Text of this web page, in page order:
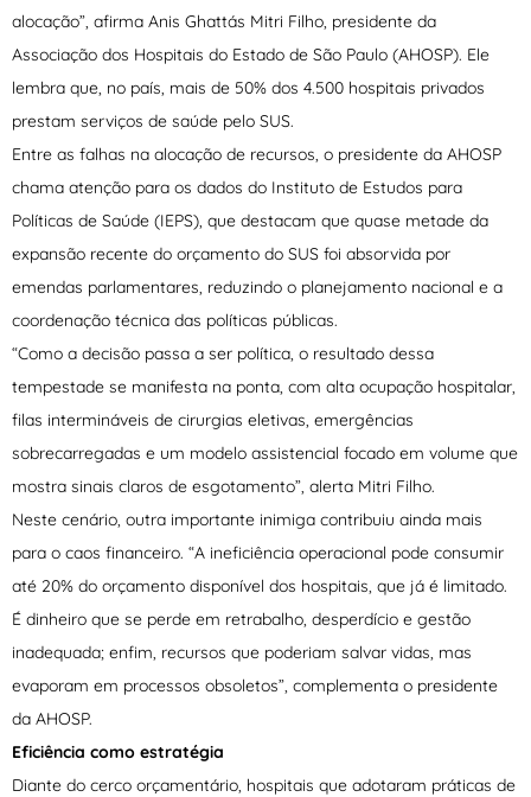
alocação”, afirma Anis Ghattás Mitri Filho, presidente da
Associação dos Hospitais do Estado de São Paulo (AHOSP). Ele
lembra que, no país, mais de 50% dos 4.500 hospitais privados
prestam serviços de saúde pelo SUS.
Entre as falhas na alocação de recursos, o presidente da AHOSP
chama atenção para os dados do Instituto de Estudos para
Políticas de Saúde (IEPS), que destacam que quase metade da
expansão recente do orçamento do SUS foi absorvida por
emendas parlamentares, reduzindo o planejamento nacional e a
coordenação técnica das políticas públicas.
“Como a decisão passa a ser política, o resultado dessa
tempestade se manifesta na ponta, com alta ocupação hospitalar,
filas intermináveis de cirurgias eletivas, emergências
sobrecarregadas e um modelo assistencial focado em volume que
mostra sinais claros de esgotamento”, alerta Mitri Filho.
Neste cenário, outra importante inimiga contribuiu ainda mais
para o caos financeiro. “A ineficiência operacional pode consumir
até 20% do orçamento disponível dos hospitais, que já é limitado.
É dinheiro que se perde em retrabalho, desperdício e gestão
inadequada; enfim, recursos que poderiam salvar vidas, mas
evaporam em processos obsoletos”, complementa o presidente
da AHOSP.
Eficiência como estratégia
Diante do cerco orçamentário, hospitais que adotaram práticas de